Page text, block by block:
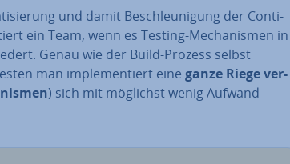
und damit Be­schleu­ni­gung der Con­ti­
ein Team, wenn es Testing-Me­cha­nis­men in
Genau wie der Build-Prozess selbst
man im­ple­men­tiert eine ganze Riege ver­
) sich mit möglichst wenig Aufwand